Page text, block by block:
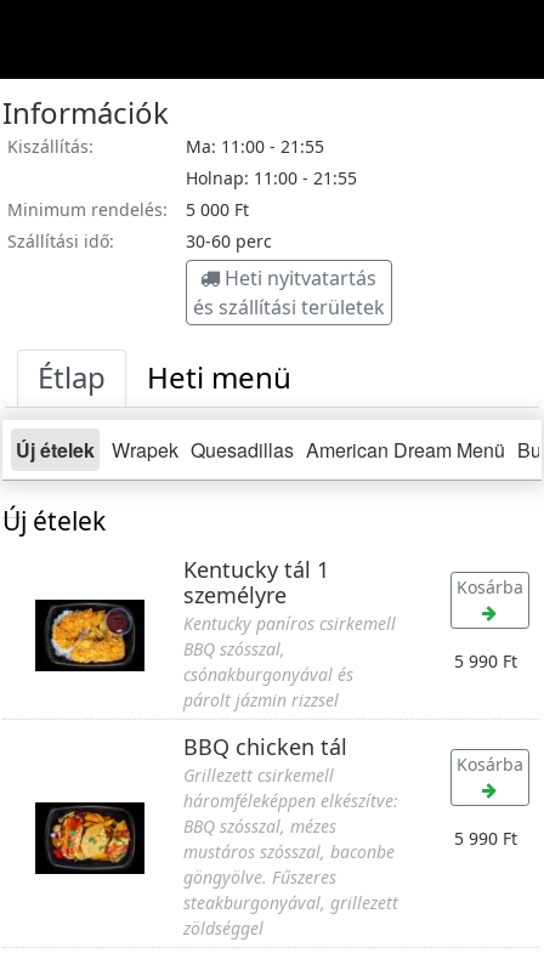
Információk
Kiszállítás:
Ma: 11:00 - 21:55
Holnap: 11:00 - 21:55
Minimum rendelés:
5 000 Ft
Szállítási idő:
30-60 perc
Heti nyitvatartás
és szállítási területek
Étlap Heti menü
Új ételek Wrapek Quesadillas American Dream Menü
Új ételek
Kentucky tál 1
személyre
Kentucky paníros csirkemell
BBQ szósszal,
csónakburgonyával és
párolt jázmin rizzsel
5 990 Ft
Kosárba
BBQ chicken tál
Grillezett csirkemell
háromféleképpen elkészítve:
BBQ szósszal, mézes
mustáros szósszal, baconbe
göngyölve. Fűszeres
steakburgonyával, grillezett
zöldséggel
5 990 Ft
Kosárba